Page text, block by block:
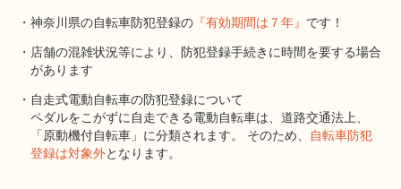
・神奈川県の自転車防犯登録の 『有効期間は７年』 です！
・店舗の混雑状況等により、防犯登録手続きに時間を要する場合
があります
・自走式電動自転車の防犯登録について
ペダルをこがずに自走できる電動自転車は、道路交通法上、
「原動機付自転車」に分類されます。 そのため、
自転車防犯
登録は対象外となります。